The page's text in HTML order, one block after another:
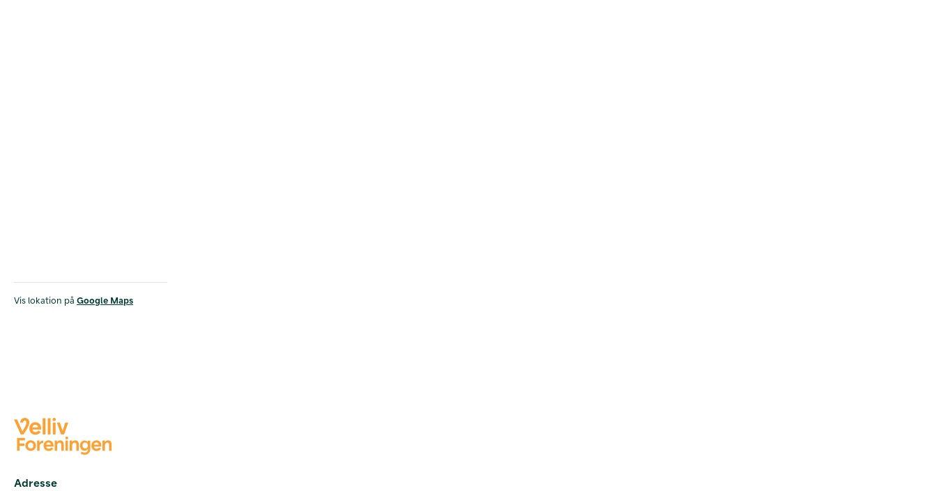
Vis lokation på Google Maps
Adresse